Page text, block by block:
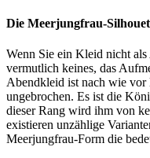
Die Meerjungfrau-
Wenn Sie ein Kleid nicht
vermutlich keines, das
Abendkleid ist nach wie vor
ungebrochen. Es ist die
dieser Rang wird ihm von
existieren unzählige
Meerjungfrau-Form die